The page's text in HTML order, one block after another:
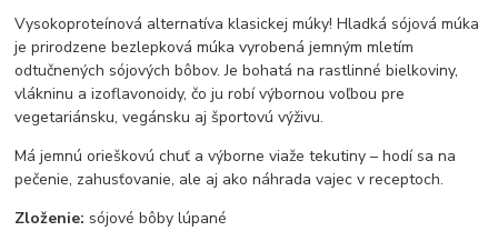
Vysokoproteínová alternatíva klasickej múky! Hladká sójová múka
je prirodzene bezlepková múka vyrobená jemným mletím
odtučnených sójových bôbov. Je bohatá na rastlinné bielkoviny,
vlákninu a izoflavonoidy, čo ju robí výbornou voľbou pre
vegetariánsku, vegánsku aj športovú výživu.
Má jemnú orieškovú chuť a výborne viaže tekutiny – hodí sa na
pečenie, zahusťovanie, ale aj ako náhrada vajec v receptoch.
Zloženie: sójové bôby lúpané